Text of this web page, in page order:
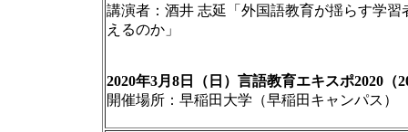
講演者：酒井 志延「外国語教育が揺らす学
えるのか」
2020年3月8日（日）言語教育エキスポ2020（
開催場所：早稲田大学（早稲田キャンパス）